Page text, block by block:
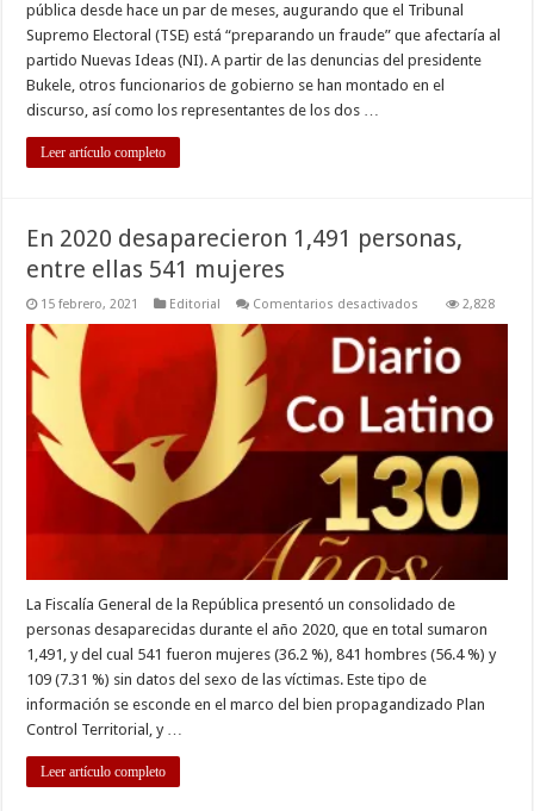
pública desde hace un par de meses, augurando que el Tribunal
Supremo Electoral (TSE) está “preparando un fraude” que afectaría al
partido Nuevas Ideas (NI). A partir de las denuncias del presidente
Bukele, otros funcionarios de gobierno se han montado en el
discurso, así como los representantes de los dos …
Leer artículo completo
En 2020 desaparecieron 1,491 personas,
entre ellas 541 mujeres
15 febrero, 2021 Editorial Comentarios desactivados
2020
desaparecieron
1,491
entre
ellas
541
2,828
La Fiscalía General de la República presentó un consolidado de
personas desaparecidas durante el año 2020, que en total sumaron
1,491, y del cual 541 fueron mujeres (36.2 %), 841 hombres (56.4 %) y
109 (7.31 %) sin datos del sexo de las víctimas. Este tipo de
información se esconde en el marco del bien propagandizado Plan
Control Territorial, y …
Leer artículo completo